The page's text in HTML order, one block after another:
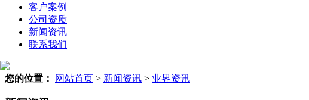
客户案例
公司资质
新闻资讯
联系我们
您的位置： 网站首页 > 新闻资讯 > 业界资讯